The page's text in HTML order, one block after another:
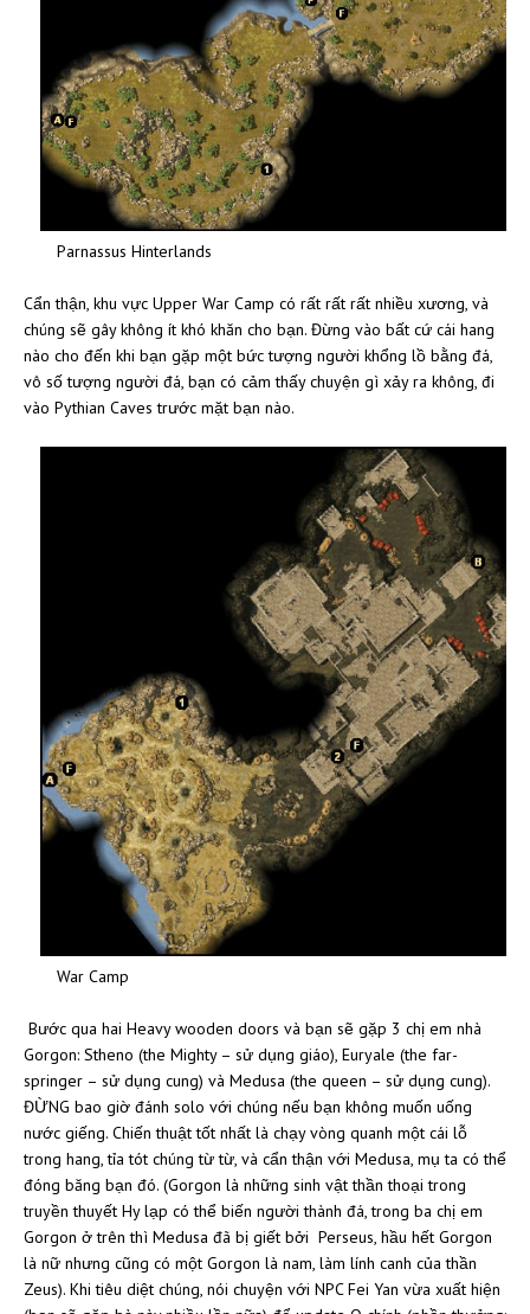
Parnassus Hinterlands
Cẩn thận, khu vực Upper War Camp có rất rất rất nhiều xương, và
chúng sẽ gây không ít khó khăn cho bạn. Đừng vào bất cứ cái hang
nào cho đến khi bạn gặp một bức tượng người khổng lồ bằng đá,
vô số tượng người đá, bạn có cảm thấy chuyện gì xảy ra không, đi
vào Pythian Caves trước mặt bạn nào.
War Camp
Bước qua hai Heavy wooden doors và bạn sẽ gặp 3 chị em nhà
Gorgon: Stheno (the Mighty – sử dụng giáo), Euryale (the far-
springer – sử dụng cung) và Medusa (the queen – sử dụng cung).
ĐỪNG bao giờ đánh solo với chúng nếu bạn không muốn uống
nước giếng. Chiến thuật tốt nhất là chạy vòng quanh một cái lỗ
trong hang, tỉa tót chúng từ từ, và cẩn thận với Medusa, mụ ta có thể
đóng băng bạn đó. (Gorgon là những sinh vật thần thoại trong
truyền thuyết Hy lạp có thể biến người thành đá, trong ba chị em
Gorgon ở trên thì Medusa đã bị giết bởi Perseus, hầu hết Gorgon
là nữ nhưng cũng có một Gorgon là nam, làm lính canh của thần
Zeus). Khi tiêu diệt chúng, nói chuyện với NPC Fei Yan vừa xuất hiện